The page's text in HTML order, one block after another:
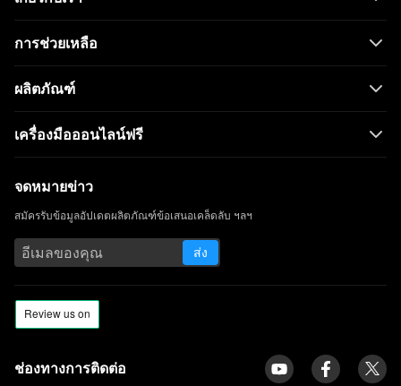
การช่วยเหลือ
ผลิตภัณฑ์
เครื่องมือออนไลน์ฟรี
จดหมายข่าว
สมัครรับข้อมูลอัปเดตผลิตภัณฑ์ข้อเสนอเคล็ดลับ ฯลฯ
ส่ง
ช่องทางการติดต่อ